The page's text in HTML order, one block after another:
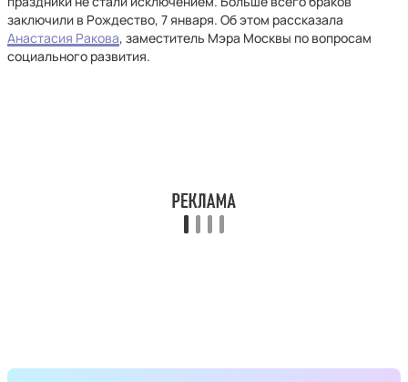
заключили в Рождество, 7 января. Об этом рассказала
Анастасия Ракова, заместитель Мэра Москвы по вопросам
социального развития.